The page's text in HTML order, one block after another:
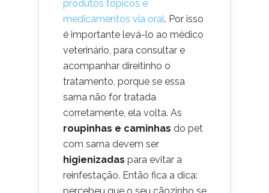
produtos tópicos e
medicamentos via oral. Por isso
é importante levá-lo ao médico
veterinário, para consultar e
acompanhar direitinho o
tratamento, porque se essa
sarna não for tratada
corretamente, ela volta. As
roupinhas e caminhas do pet
com sarna devem ser
higienizadas para evitar a
reinfestação. Então fica a dica: